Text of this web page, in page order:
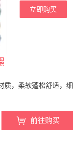
立即购买
质，柔软蓬松舒适，
前往购买